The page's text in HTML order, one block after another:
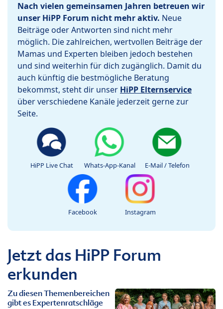
Nach vielen gemeinsamen Jahren betreuen wir
unser HiPP Forum nicht mehr aktiv. Neue
Beiträge oder Antworten sind nicht mehr
möglich. Die zahlreichen, wertvollen Beiträge der
Mamas und Experten bleiben jedoch bestehen
und sind weiterhin für dich zugänglich. Damit du
auch künftig die bestmögliche Beratung
bekommst, steht dir unser HiPP Elternservice
über verschiedene Kanäle jederzeit gerne zur
Seite.
HiPP Live Chat Whats-App-Kanal E-Mail / Telefon
Facebook Instagram
Jetzt das HiPP Forum
erkunden
Zu diesen Themenbereichen
gibt es Expertenratschläge